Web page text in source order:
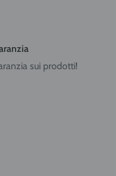
sui prodotti!